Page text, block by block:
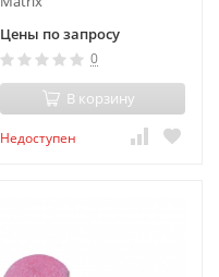
Цены по запросу
0
В корзину
Недоступен